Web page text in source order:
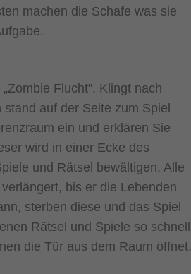
machen die Schafe was sie
Flucht". Klingt nach
auf der Seite zum Spiel
ein und erklären Sie
wird in einer Ecke des
und Rätsel bewältigen. Alle
bis er die Lebenden
sterben diese und das Spiel
Rätsel und Spiele so schnell
die Tür aus dem Raum öffnet.